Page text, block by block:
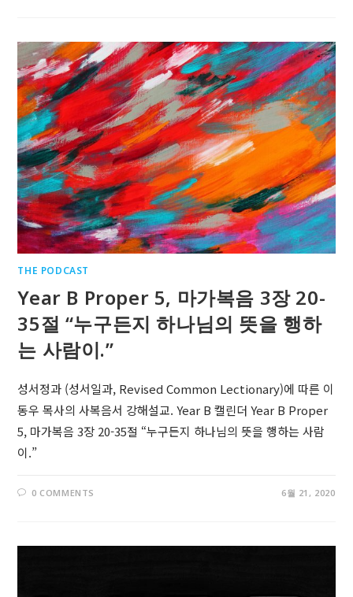
THE PODCAST
Year B Proper 5, 마가복음 3장 20-
35절 “누구든지 하나님의 뜻을 행하
는 사람이.”
성서정과 (성서일과, Revised Common Lectionary)에 따른 이
동우 목사의 사복음서 강해설교. Year B 캘린더 Year B Proper
5, 마가복음 3장 20-35절 “누구든지 하나님의 뜻을 행하는 사람
이.”
0 COMMENTS 6월 21, 2020